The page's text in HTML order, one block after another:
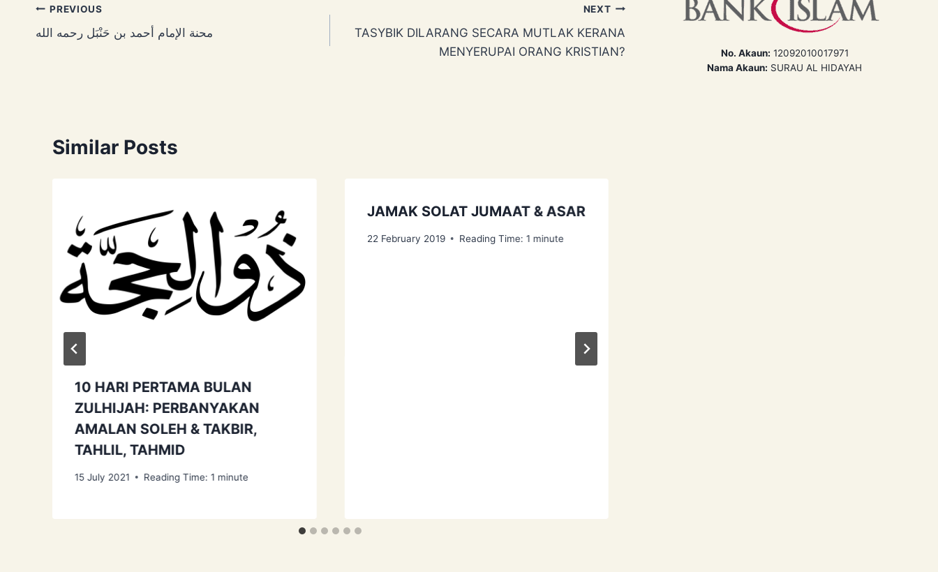
Post
navigation
PREVIOUS
محنة الإمام أحمد بن حَنْبَل رحمه الله
NEXT
TASYBIK DILARANG SECARA MUTLAK KERANA
MENYERUPAI ORANG KRISTIAN?
Similar Posts
10 HARI PERTAMA BULAN
ZULHIJAH: PERBANYAKAN
AMALAN SOLEH & TAKBIR,
TAHLIL, TAHMID
15 July 2021 Reading Time: 1 minute
JAMAK SOLAT JUMAAT & ASAR
22 February 2019 Reading Time: 1 minute
No. Akaun: 12092010017971
Nama Akaun: SURAU AL HIDAYAH